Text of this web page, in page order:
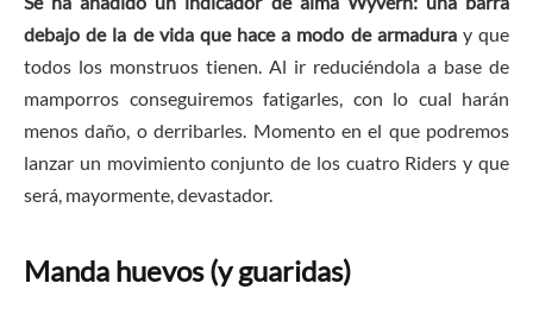
debajo de la de vida que hace a modo de armaduray que
todos los monstruos tienen. Al ir reduciéndola a base de
mamporros conseguiremos fatigarles, con lo cual harán
menos daño, o derribarles. Momento en el que podremos
lanzar un movimiento conjunto de los cuatro Riders y que
será, mayormente, devastador.
Manda huevos (y guaridas)